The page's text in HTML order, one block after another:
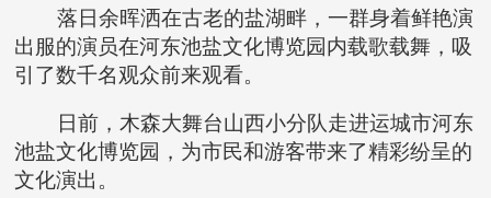
落日余晖洒在古老的盐湖畔，一群身着鲜艳演
出服的演员在河东池盐文化博览园内载歌载舞，吸
引了数千名观众前来观看。
日前，木森大舞台山西小分队走进运城市河东
池盐文化博览园，为市民和游客带来了精彩纷呈的
文化演出。